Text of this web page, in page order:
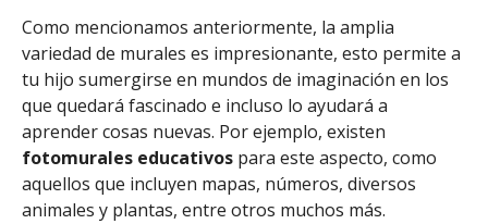
Como mencionamos anteriormente, la amplia
variedad de murales es impresionante, esto permite a
tu hijo sumergirse en mundos de imaginación en los
que quedará fascinado e incluso lo ayudará a
aprender cosas nuevas. Por ejemplo, existen
fotomurales educativos para este aspecto, como
aquellos que incluyen mapas, números, diversos
animales y plantas, entre otros muchos más.